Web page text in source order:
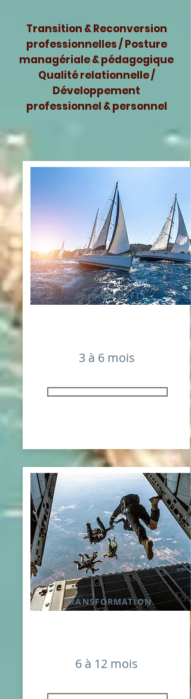
Transition & Reconversion
professionnelles / Posture
managériale & pédagogique
Qualitérelationnelle /
Développement
professionnel &personnel
Formule DÉFI
3 à 6 mois
TRANSFORMATION
6 à 12 mois